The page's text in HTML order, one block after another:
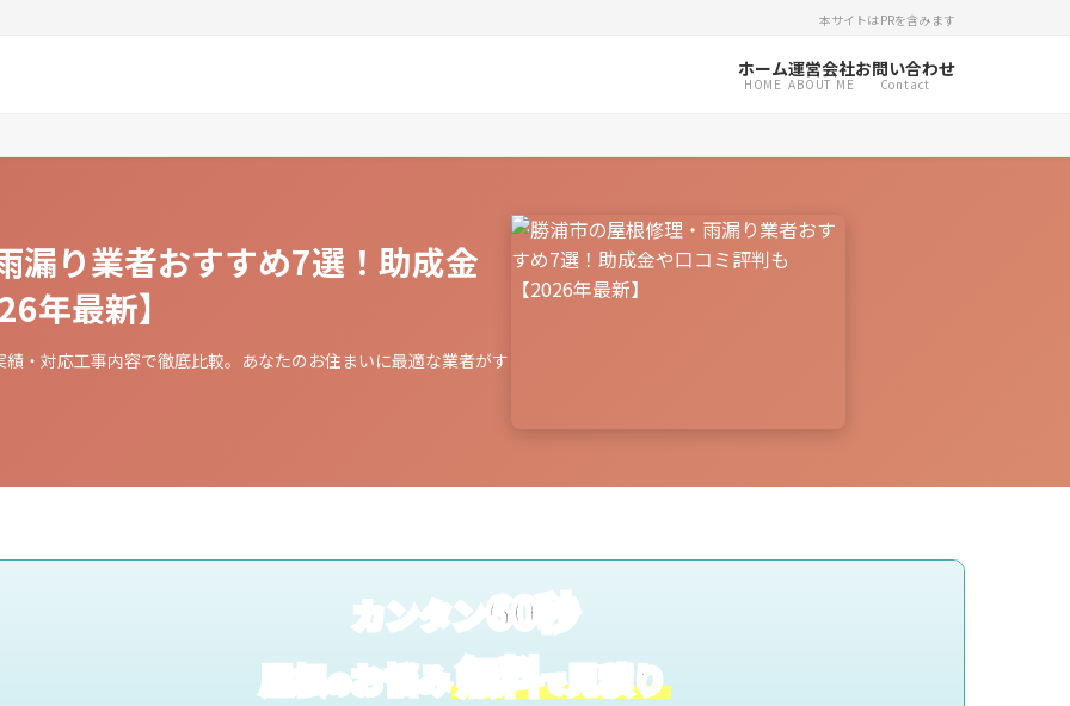
本サイトはPRを含みます
ホーム
HOME
運営会社
ABOUT ME
お問い合わせ
Contact
漏り業者おすすめ7選！助成金
年最新】
・対応工事内容で徹底比較。あなたのお住まいに最適な業者がす
カンタン60秒
屋根のお悩み無料で見積り